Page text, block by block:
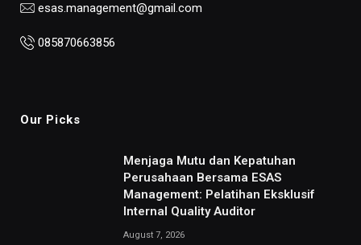
esas.management@gmail.com
085870663856
Our Picks
Menjaga Mutu dan Kepatuhan
Perusahaan Bersama ESAS
Management: Pelatihan Eksklusif
Internal Quality Auditor
August 7, 2026